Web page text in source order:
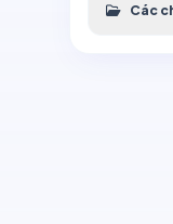
Các